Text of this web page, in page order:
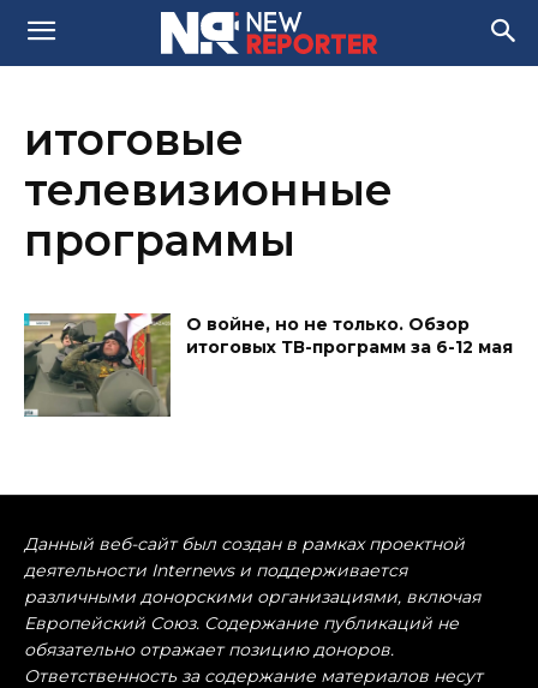
итоговые
телевизионные
программы
О войне, но не только. Обзор
итоговых ТВ-программ за 6-12 мая
Данный веб-сайт был создан в рамках проектной
деятельности Internews и поддерживается
различными донорскими организациями, включая
Европейский Союз. Содержание публикаций не
обязательно отражает позицию доноров.
Ответственность за содержание материалов несут